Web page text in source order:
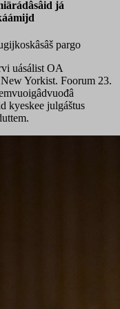
já
pargo
uásálist OA
Yorkist. Foorum 23.
kyeskee julgáštus